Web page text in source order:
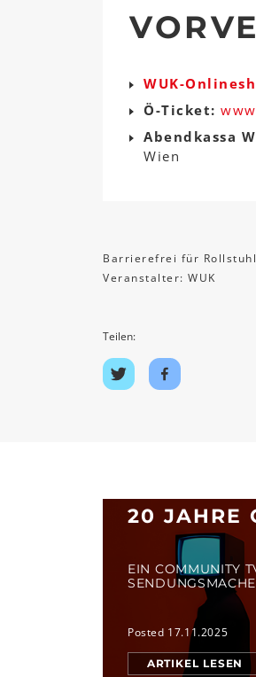
WUK-
Ö-Ticket:
Abendkassa
Wien
Barrierefrei für
Veranstalter: WUK
Teilen:
Auf
Twitter
Auf
Facebook
ARTIKEL LESEN
20 JAHRE
EIN COMMUNITY
Posted 17.11.2025